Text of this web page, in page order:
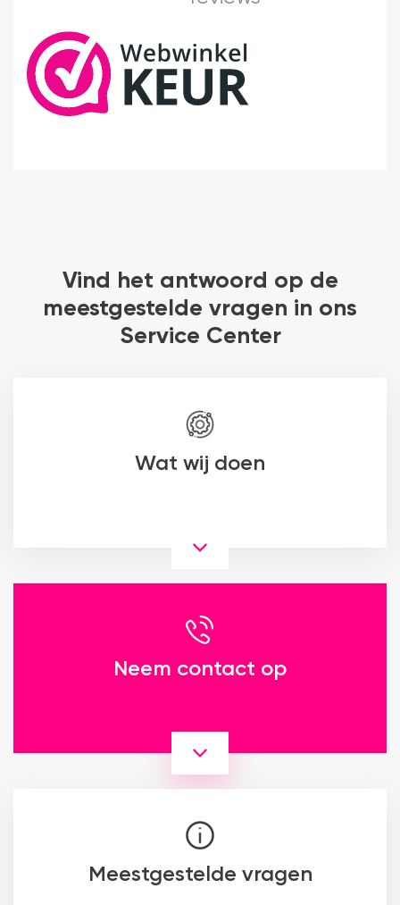
Vind het antwoord op de
meestgestelde vragen in ons
Service Center
Wat wij doen
Neem contact op
Meestgestelde vragen